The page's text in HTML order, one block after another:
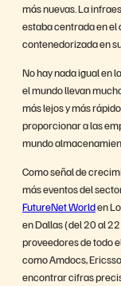
más nuevas. La
estaba centrada en
contenedorizada en
No hay nada igual en
el mundo llevan
más lejos y más
proporcionar a las
mundo
Como señal de
más eventos del
FutureNet Worlden
en Dallas (del 20 al
proveedores de todo
como Amdocs,
encontrar cifras